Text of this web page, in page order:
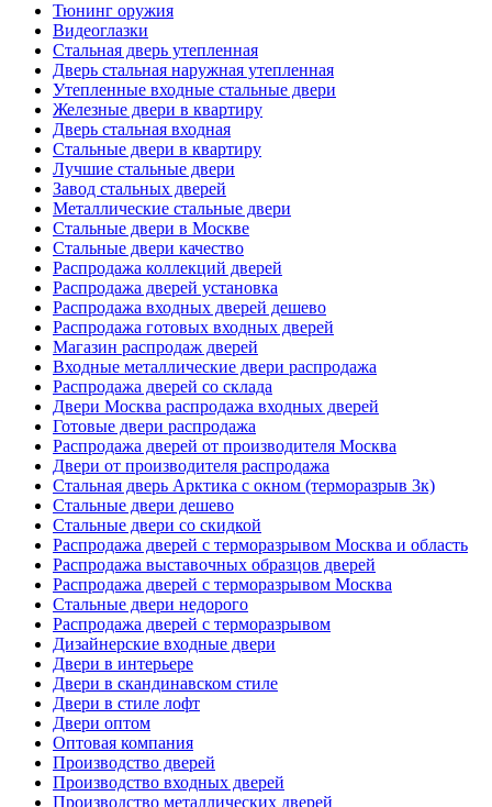
Тюнинг оружия
Видеоглазки
Стальная дверь утепленная
Дверь стальная наружная утепленная
Утепленные входные стальные двери
Железные двери в квартиру
Дверь стальная входная
Стальные двери в квартиру
Лучшие стальные двери
Завод стальных дверей
Металлические стальные двери
Стальные двери в Москве
Стальные двери качество
Распродажа коллекций дверей
Распродажа дверей установка
Распродажа входных дверей дешево
Распродажа готовых входных дверей
Магазин распродаж дверей
Входные металлические двери распродажа
Распродажа дверей со склада
Двери Москва распродажа входных дверей
Готовые двери распродажа
Распродажа дверей от производителя Москва
Двери от производителя распродажа
Стальная дверь Арктика с окном (терморазрыв 3к)
Стальные двери дешево
Стальные двери со скидкой
Распродажа дверей с терморазрывом Москва и область
Распродажа выставочных образцов дверей
Распродажа дверей с терморазрывом Москва
Стальные двери недорого
Распродажа дверей с терморазрывом
Дизайнерские входные двери
Двери в интерьере
Двери в скандинавском стиле
Двери в стиле лофт
Двери оптом
Оптовая компания
Производство дверей
Производство входных дверей
Производство металлических дверей